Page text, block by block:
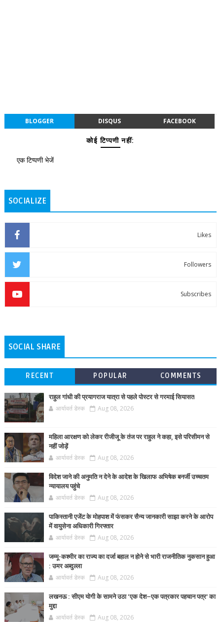
BLOGGER DISQUS FACEBOOK
कोई टिप्पणी नहीं:
एक टिप्पणी भेजें
SOCIALIZE
Likes
Followers
Subscribes
SOCIAL SHARE
RECENT POPULAR COMMENTS
राहुल गांधी की प्रयागराज यात्रा से पहले पोस्टर से गरमाई सियासत
आर्यावर्त डेस्क Aug 08, 2026
महिला आरक्षण को लेकर रीजीजू के तंज पर राहुल ने कहा, इसे परिसीमन से
नहीं जोड़ें
आर्यावर्त डेस्क Aug 08, 2026
विदेश जाने की अनुमति न देने के आदेश के खिलाफ अभिषेक बनर्जी उच्चतम
न्यायालय पहुंचे
आर्यावर्त डेस्क Aug 08, 2026
पाकिस्तानी एजेंट के मोहपाश में फंसकर सैन्य जानकारी साझा करने के आरोप
में वायुसेना अधिकारी गिरफ्तार
आर्यावर्त डेस्क Aug 08, 2026
जम्मू-कश्मीर का राज्य का दर्जा बहाल न होने से भारी राजनीतिक नुकसान हुआ
: उमर अब्दुल्ला
आर्यावर्त डेस्क Aug 08, 2026
लखनऊ : सीएम योगी के सामने उठा ‘एक देश–एक पत्रकार पहचान पत्र’ का
मुद्दा
आर्यावर्त डेस्क Aug 08, 2026